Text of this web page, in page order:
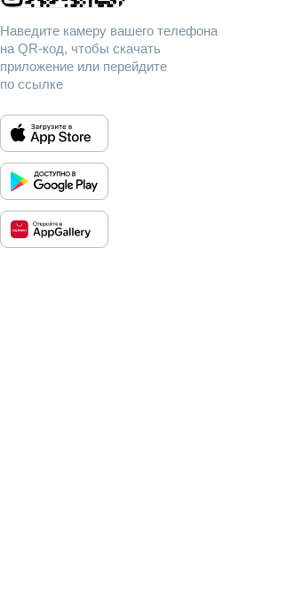
Наведите камеру вашего телефона
на QR-код, чтобы скачать
приложение или перейдите
по ссылке